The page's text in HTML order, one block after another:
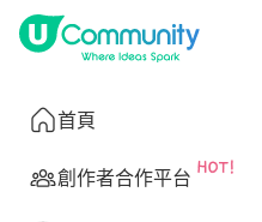
首頁
創作者合作平台